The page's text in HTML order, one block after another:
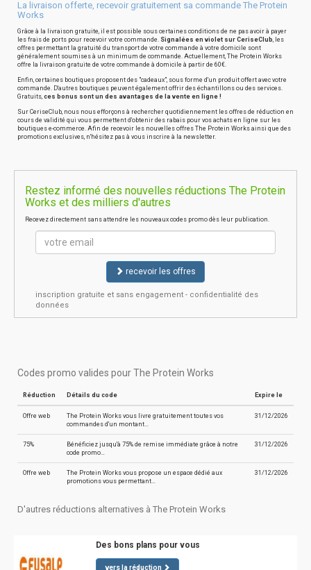
La livraison offerte, recevoir gratuitement sa commande The Protein
Works
Grâce à la livraison gratuite, il est possible sous certaines conditions de ne pas avoir à payer
les frais de ports pour recevoir votre commande. Signalées en violet sur CeriseClub, les
offres permettant la gratuité du transport de votre commande à votre domicile sont
généralement soumises à un minimum de commande. Actuellement, The Protein Works
offre la livraison gratuite de votre commande à domicile à partir de 60€.
Enfin, certaines boutiques proposent des "cadeaux", sous forme d'un produit offert avec votre
commande. D'autres boutiques peuvent également offrir des échantillons ou des services.
Gratuits, ces bonus sont un des avantages de la vente en ligne !
Sur CeriseClub, nous nous efforçons à rechercher quotidiennement les offres de réduction en
cours de validité qui vous permettent d'obtenir des rabais pour vos achats en ligne sur les
boutiques e-commerce. Afin de recevoir les nouvelles offres The Protein Works ainsi que des
promotions exclusives, n'hésitez pas à vous inscrire à la newsletter.
Restez informé des nouvelles réductions The Protein
Works et des milliers d'autres
Recevez directement sans attendre les nouveaux codes promo dès leur publication.
recevoir les offres
inscription gratuite et sans engagement - confidentialité des
données
Codes promo valides pour The Protein Works
Réduction Détails du code Expire le
Offre web
The Protein Works vous livre gratuitement toutes vos
commandes d'un montant…
31/12/2026
75%
Bénéficiez jusqu'à 75% de remise immédiate grâce à notre
code promo…
31/12/2026
Offre web
The Protein Works vous propose un espace dédié aux
promotions vous permettant…
31/12/2026
D'autres réductions alternatives à The Protein Works
Des bons plans pour vous
vers la réduction